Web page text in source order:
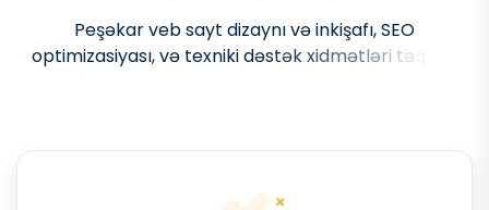
Peşəkarvebsayt dizaynıvəinkişafı,SEO
optimizasiyası,və texnikidəstəkxidmətləri tə